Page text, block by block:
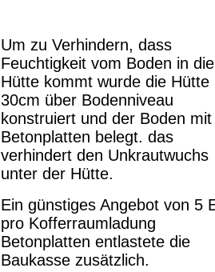
Um zu Verhindern, dass
Feuchtigkeit vom Boden in die
Hütte kommt wurde die Hütte
30cm über Bodenniveau
konstruiert und der Boden mit
Betonplatten belegt. das
verhindert den Unkrautwuchs
unter der Hütte.
Ein günstiges Angebot von 5
pro Kofferraumladung
Betonplatten entlastete die
Baukasse zusätzlich.